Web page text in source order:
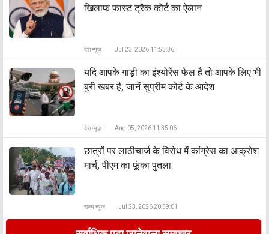
खिलाफ फास्ट ट्रैक कोर्ट का ऐलान
देश न्यूज़ Jul 23, 2026 11:53:36
यदि आपके गाड़ी का इंश्योरेंस फेल है तो आपके लिए भी
बुरी खबर है, जानें सुप्रीम कोर्ट के आदेश
देश न्यूज़ Aug 05, 2026 11:35:06
छात्रों पर लाठीचार्ज के विरोध में कांग्रेस का आक्रोश
मार्च, पीएम का फूंका पुतला
राज्य न्यूज़ Jul 23, 2026 20:59:01